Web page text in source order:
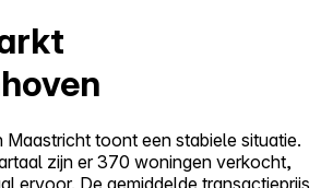
Maastricht toont een stabiele situatie.
zijn er 370 woningen verkocht,
ervoor. De gemiddelde transactieprijs